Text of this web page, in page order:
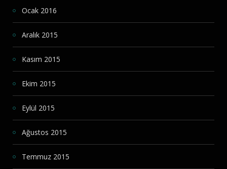
Ocak 2016
Aralık 2015
Kasım 2015
Ekim 2015
Eylül 2015
Ağustos 2015
Temmuz 2015